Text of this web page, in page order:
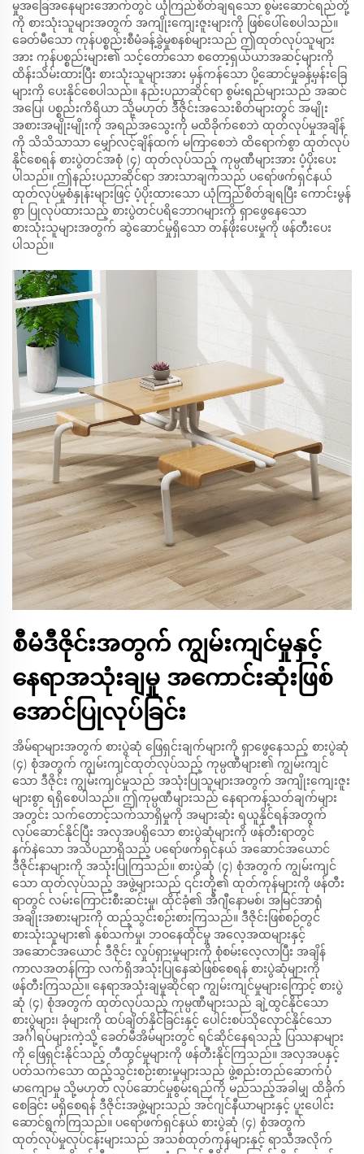
မှုအခြေအနေများအောက်တွင် ယုံကြည်စိတ်ချရသော စွမ်းဆောင်ရည်တို့
ကို စားသုံးသူများအတွက် အကျိုးကျေးဇူးများကို ဖြစ်ပေါ်စေပါသည်။
ခေတ်မီသော ကုန်ပစ္စည်းစီမံခန့်ခွဲမှုစနစ်များသည် ဤထုတ်လုပ်သူများ
အား ကုန်ပစ္စည်းများ၏ သင့်တော်သော စတော့ရှယ်ယာအဆင့်များကို
ထိန်းသိမ်းထားပြီး စားသုံးသူများအား မှန်ကန်သော ပို့ဆောင်မှုခန့်မှန်းခြေ
များကို ပေးနိုင်စေပါသည်။ နည်းပညာဆိုင်ရာ စွမ်းရည်များသည် အဆင်
အပြေ၊ ပစ္စည်းကိရိယာ သို့မဟုတ် ဒီဇိုင်းအသေးစိတ်များတွင် အမျိုး
အစားအမျိုးမျိုးကို အရည်အသွေးကို မထိခိုက်စေဘဲ ထုတ်လုပ်မှုအချိန်
ကို သိသိသာသာ မျှော်လင့်ချိန်ထက် မကြာစေဘဲ ထိရောက်စွာ ထုတ်လုပ်
နိုင်စေရန် စားပွဲတင်အစုံ (၄) ထုတ်လုပ်သည့် ကုမ္ပဏီများအား ပံ့ပိုးပေး
ပါသည်။ ဤနည်းပညာဆိုင်ရာ အားသာချက်သည် ပရော်ဖက်ရှင်နယ်
ထုတ်လုပ်မှုစံနှုန်းများဖြင့် ပံ့ပိုးထားသော ယုံကြည်စိတ်ချရပြီး ကောင်းမွန်
စွာ ပြုလုပ်ထားသည့် စားပွဲတင်ပရိဘောဂများကို ရှာဖွေနေသော
စားသုံးသူများအတွက် ဆွဲဆောင်မှုရှိသော တန်ဖိုးပေးမှုကို ဖန်တီးပေး
ပါသည်။
စီမံဒီဇိုင်းအတွက် ကျွမ်းကျင်မှုနှင့်
နေရာအသုံးချမှု အကောင်းဆုံးဖြစ်
အောင်ပြုလုပ်ခြင်း
အိမ်ရာများအတွက် စားပွဲဆုံ ဖြေရှင်းချက်များကို ရှာဖွေနေသည့် စားပွဲဆုံ
(၄) စုံအတွက် ကျွမ်းကျင်ထုတ်လုပ်သည့် ကုမ္ပဏီများ၏ ကျွမ်းကျင်
သော ဒီဇိုင်း ကျွမ်းကျင်မှုသည် အသုံးပြုသူများအတွက် အကျိုးကျေးဇူး
များစွာ ရရှိစေပါသည်။ ဤကုမ္ပဏီများသည် နေရာကန့်သတ်ချက်များ
အတွင်း သက်တောင့်သက်သာရှိမှုကို အများဆုံး ရယူနိုင်ရန်အတွက်
လုပ်ဆောင်နိုင်ပြီး အလှအပရှိသော စားပွဲဆုံများကို ဖန်တီးရာတွင်
နက်နဲသော အသိပညာရှိသည့် ပရော်ဖက်ရှင်နယ် အဆောင်အယောင်
ဒီဇိုင်းနာများကို အသုံးပြုကြသည်။ စားပွဲဆုံ (၄) စုံအတွက် ကျွမ်းကျင်
သော ထုတ်လုပ်သည့် အဖွဲ့များသည် ၎င်းတို့၏ ထုတ်ကုန်များကို ဖန်တီး
ရာတွင် လမ်းကြောင်းစီးဆင်းမှု၊ ထိုင်ခုံ၏ အီဂျီနောမစ်၊ အမြင်အာရုံ
အချိုးအစားများကို ထည့်သွင်းစဉ်းစားကြသည်။ ဒီဇိုင်းဖြစ်စဉ်တွင်
စားသုံးသူများ၏ နှစ်သက်မှု၊ ဘဝနေထိုင်မှု အလေ့အထများနှင့်
အဆောင်အယောင် ဒီဇိုင်း လှုပ်ရှားမှုများကို စုံစမ်းလေ့လာပြီး အချိန်
ကာလအတန်ကြာ လက်ရှိအသုံးပြုနေဆဲဖြစ်စေရန် စားပွဲဆုံများကို
ဖန်တီးကြသည်။ နေရာအသုံးချမှုဆိုင်ရာ ကျွမ်းကျင်မှုများကြောင့် စားပွဲ
ဆုံ (၄) စုံအတွက် ထုတ်လုပ်သည့် ကုမ္ပဏီများသည် ချဲ့ထွင်နိုင်သော
စားပွဲများ၊ ခုံများကို ထပ်ချိတ်နိုင်ခြင်းနှင့် ပေါင်းစပ်သိုလှောင်နိုင်သော
အင်္ဂါရပ်များကဲ့သို့ ခေတ်မီအိမ်များတွင် ရင်ဆိုင်နေရသည့် ပြဿနာများ
ကို ဖြေရှင်းနိုင်သည့် တီထွင်မှုများကို ဖန်တီးနိုင်ကြသည်။ အလှအပနှင့်
ပတ်သက်သော ထည့်သွင်းစဉ်းစားမှုများသည် ဖွဲ့စည်းတည်ဆောက်ပုံ
မာကျောမှု သို့မဟုတ် လုပ်ဆောင်မှုစွမ်းရည်ကို မည်သည့်အခါမျှ ထိခိုက်
စေခြင်း မရှိစေရန် ဒီဇိုင်းအဖွဲ့များသည် အင်ဂျင်နီယာများနှင့် ပူးပေါင်း
ဆောင်ရွက်ကြသည်။ ပရော်ဖက်ရှင်နယ် စားပွဲဆုံ (၄) စုံအတွက်
ထုတ်လုပ်မှုလုပ်ငန်းများသည် အသစ်ထုတ်ကုန်များနှင့် ရာသီအလိုက်